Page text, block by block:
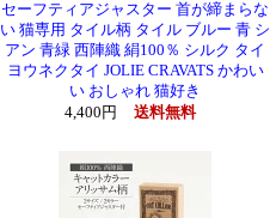
セーフティアジャスター 首が締まらな
い 猫専用 タイル柄 タイル ブルー 青 シ
アン 青緑 西陣織 絹100％ シルク タイ
ヨウネクタイ JOLIE CRAVATS かわい
い おしゃれ 猫好き
4,400円
送料無料